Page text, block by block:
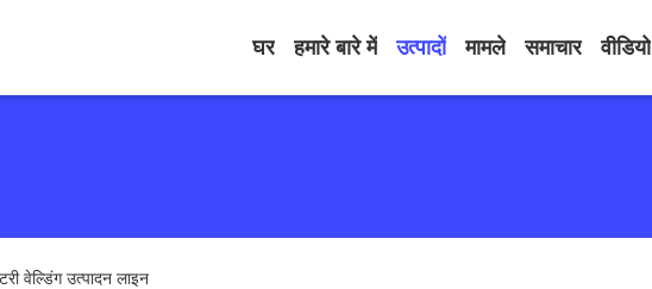
घर हमारे बारे में उत्पादों मामले समाचार वीडियो
वेल्डिंग उत्पादन लाइन